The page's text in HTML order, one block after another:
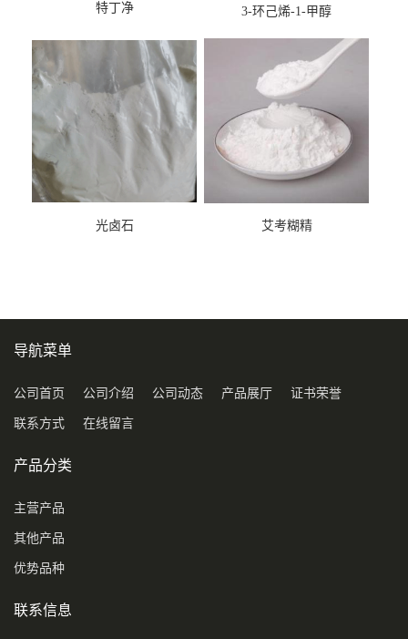
特丁净 3-环己烯-1-甲醇
光卤石 艾考糊精
导航菜单
公司首页 公司介绍 公司动态 产品展厅 证书荣誉
联系方式 在线留言
产品分类
主营产品
其他产品
优势品种
联系信息